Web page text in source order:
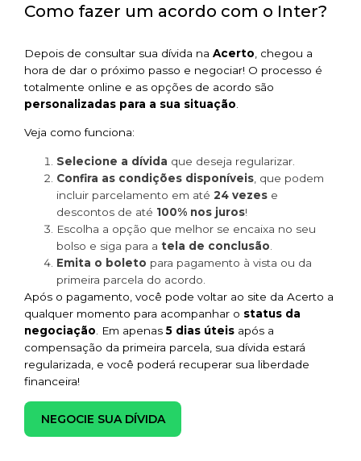
Como fazer um acordo com o Inter?
Depois de consultar sua dívida na Acerto , chegou a
hora de dar o próximo passo e negociar! O processo é
totalmente online e as opções de acordo são
personalizadas para a sua situação
Veja como funciona:
Selecione a dívida que deseja regularizar.
Confira as condições disponíveis , que podem
incluir parcelamento em até 24 vezes e
descontos de até 100% nos juros!
Escolha a opção que melhor se encaixa no seu
bolso e siga para a tela de conclusão
Emita o boleto para pagamento à vista ou da
primeira parcela do acordo.
Após o pagamento, você pode voltar ao site da Acerto a
qualquer momento para acompanhar o status da
negociação . Em apenas5 dias úteis após a
compensação da primeira parcela, sua dívida estará
regularizada, e você poderá recuperar sua liberdade
financeira!
NEGOCIE SUA DÍVIDA